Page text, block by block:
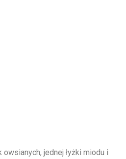
jednej łyżki miodu i